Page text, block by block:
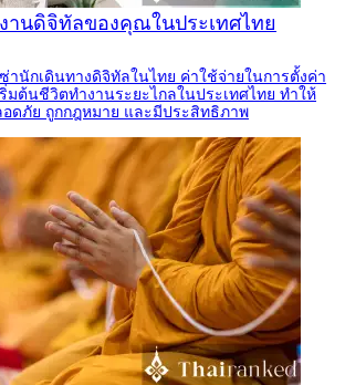
านดิจิทัลของคุณในประเทศไทย
านักเดินทางดิจิทัลในไทย ค่าใช้จ่ายในการตั้งค่า
มต้นชีวิตทำงานระยะไกลในประเทศไทย ทำให้
ดภัย ถูกกฎหมาย และมีประสิทธิภาพ